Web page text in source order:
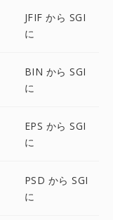
JFIF から SGI
に
BIN から SGI
に
EPS から SGI
に
PSD から SGI
に